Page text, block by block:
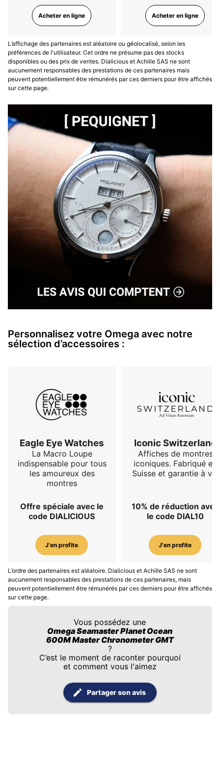
Acheter en ligne Acheter en ligne
L’affichage des partenaires est aléatoire ou géolocalisé, selon les
préférences de l'utilisateur. Cet ordre ne présume pas des stocks
disponibles ou des prix de ventes. Dialicious et Achille SAS ne sont
aucunement responsables des prestations de ces partenaires mais
peuvent potentiellement être rémunérés par ces derniers pour être affichés
sur cette page.
Personnalisez votre Omega avec notre
sélection d’accessoires :
Eagle Eye Watches
La Macro Loupe
indispensable pour tous
les amoureux des
montres
Offre spéciale avec le
code DIALICIOUS
J'en profite
Iconic Switzerland
Affiches de montres
iconiques. Fabriqué en
Suisse et garantie à vie
10% de réduction avec
le code DIAL10
J'en profite
L’ordre des partenaires est aléatoire. Dialicious et Achille SAS ne sont
aucunement responsables des prestations de ces partenaires, mais
peuvent potentiellement être rémunérés par ces derniers pour être affichés
sur cette page.
Vous possédez une
Omega Seamaster Planet Ocean
600M Master Chronometer GMT
?
C’est le moment de raconter pourquoi
et comment vous l'aimez
Partager son avis